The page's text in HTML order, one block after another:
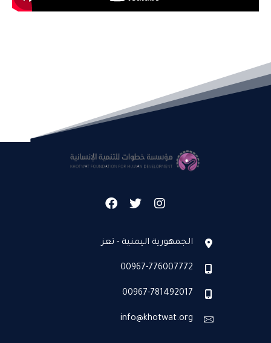
الجمهورية اليمنية - تعز
00967-776007772
00967-781492017
info@khotwat.org